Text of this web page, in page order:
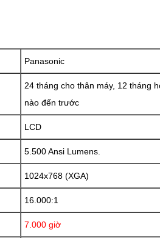
Panasonic
24 tháng cho thân máy, 12 tháng
nào đến trước
LCD
5.500 Ansi Lumens.
1024x768 (XGA)
16.000:1
7.000 giờ